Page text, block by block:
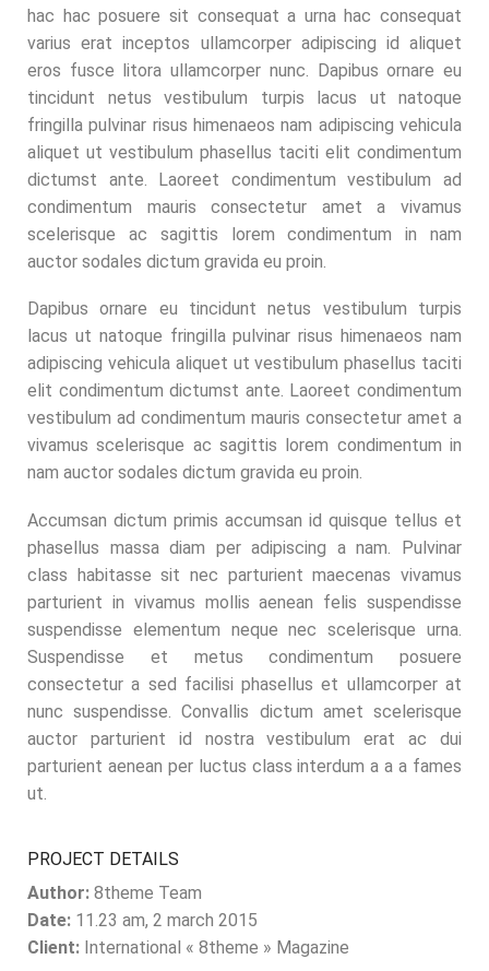
hac hac posuere sit consequat a urna hac consequat
varius erat inceptos ullamcorper adipiscing id aliquet
eros fusce litora ullamcorper nunc. Dapibus ornare eu
tincidunt netus vestibulum turpis lacus ut natoque
fringilla pulvinar risus himenaeos nam adipiscing vehicula
aliquet ut vestibulum phasellus taciti elit condimentum
dictumst ante. Laoreet condimentum vestibulum ad
condimentum mauris consectetur amet a vivamus
scelerisque ac sagittis lorem condimentum in nam
auctor sodales dictum gravida eu proin.
Dapibus ornare eu tincidunt netus vestibulum turpis
lacus ut natoque fringilla pulvinar risus himenaeos nam
adipiscing vehicula aliquet ut vestibulum phasellus taciti
elit condimentum dictumst ante. Laoreet condimentum
vestibulum ad condimentum mauris consectetur amet a
vivamus scelerisque ac sagittis lorem condimentum in
nam auctor sodales dictum gravida eu proin.
Accumsan dictum primis accumsan id quisque tellus et
phasellus massa diam per adipiscing a nam. Pulvinar
class habitasse sit nec parturient maecenas vivamus
parturient in vivamus mollis aenean felis suspendisse
suspendisse elementum neque nec scelerisque urna.
Suspendisse et metus condimentum posuere
consectetur a sed facilisi phasellus et ullamcorper at
nunc suspendisse. Convallis dictum amet scelerisque
auctor parturient id nostra vestibulum erat ac dui
parturient aenean per luctus class interdum a a a fames
ut.
PROJECT DETAILS
Author: 8theme Team
Date: 11.23 am, 2 march 2015
Client: International « 8theme » Magazine